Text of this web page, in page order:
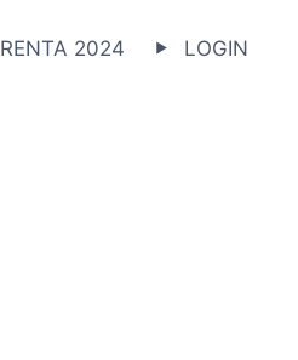
RENTA 2024 LOGIN